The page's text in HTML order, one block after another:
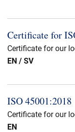
Certificate for
Certificate for our
EN / SV
ISO 45001:2018
Certificate for our
EN